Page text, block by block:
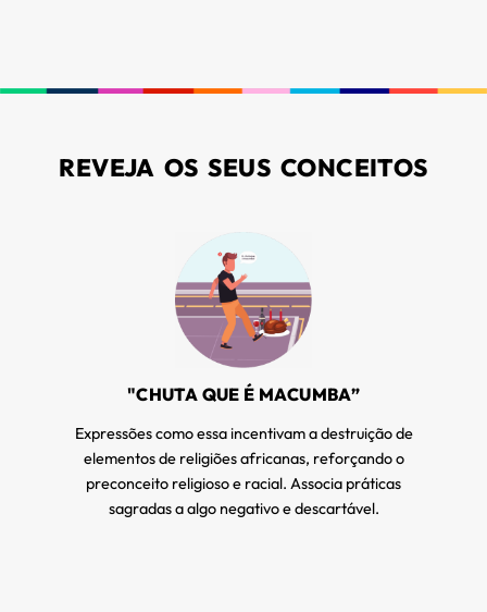
REVEJA OS SEUS CONCEITOS
"CHUTA QUE É MACUMBA”
Expressões como essa incentivam a destruição de
elementos de religiões africanas, reforçando o
preconceito religioso e racial. Associa práticas
sagradas a algo negativo e descartável.